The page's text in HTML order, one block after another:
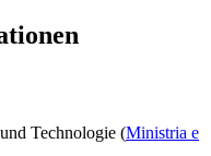
Technologie (Ministria e